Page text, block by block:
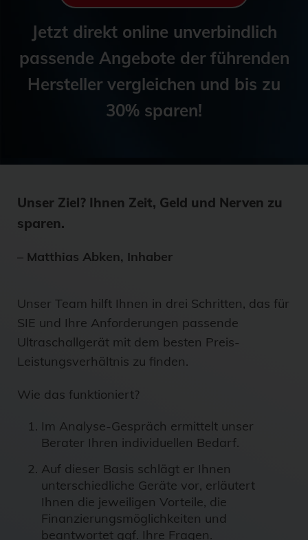
Jetzt direkt online unverbindlich
passende Angebote der führenden
Hersteller vergleichen und bis zu
30% sparen!
Unser Ziel? Ihnen Zeit, Geld und Nerven zu
sparen.
– Matthias Abken, Inhaber
Unser Team hilft Ihnen in drei Schritten, das für
SIE und Ihre Anforderungen passende
Ultraschallgerät mit dem besten Preis-
Leistungsverhältnis zu finden.
Wie das funktioniert?
Im Analyse-Gespräch ermittelt unser
Berater Ihren individuellen Bedarf.
Auf dieser Basis schlägt er Ihnen
unterschiedliche Geräte vor, erläutert
Ihnen die jeweiligen Vorteile, die
Finanzierungsmöglichkeiten und
beantwortet ggf. Ihre Fragen.